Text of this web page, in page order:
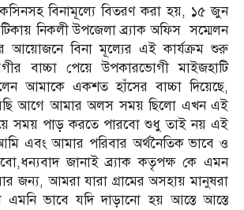
বিনামূল্যে বিতরণ করা হয়, ১৫ জুন
নিকলী উপজেলা ব্র্যাক অফিস সম্মেলন
আয়োজনে বিনা মূল্যের এই কার্যক্রম শুরু
বাচ্চা পেয়ে উপকারভোগী মাইজহাটি
আমাকে একশত হাঁসের বাচ্চা দিয়েছে,
আগে আমার অলস সময় ছিলো এখন এই
সময় পাড় করতে পারবো শুধু তাই নয় এই
আমি এবং আমার পরিবার অর্থনৈতিক ভাবে ও
জানাই ব্র্যাক কতৃপক্ষ কে এমন
জন্য, আমরা যারা গ্রামের অসহায় মানুষরা
এমনি ভাবে যদি দাড়ানো হয় আস্তে আস্তে